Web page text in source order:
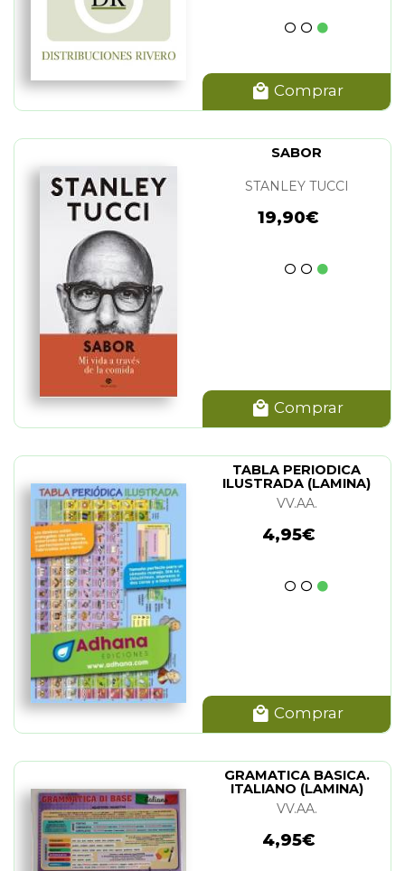
Comprar
SABOR
STANLEY TUCCI
19,90€
Comprar
TABLA PERIODICA
ILUSTRADA (LAMINA)
VV.AA.
4,95€
Comprar
GRAMATICA BASICA.
ITALIANO (LAMINA)
VV.AA.
4,95€